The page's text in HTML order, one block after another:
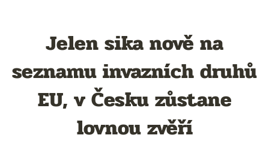
Jelen sika nově na
seznamu invazních druhů
EU, v Česku zůstane
lovnou zvěří